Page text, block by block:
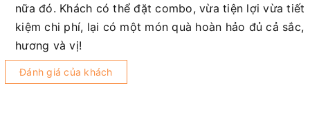
nữa đó. Khách có thể đặt combo, vừa tiện lợi vừa tiết
kiệm chi phí, lại có một món quà hoàn hảo đủ cả sắc,
hương và vị!
Đánh giá của khách